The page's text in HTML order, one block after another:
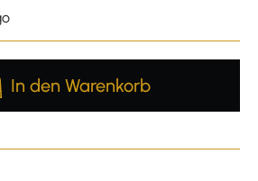
Gib den
In den Warenkorb